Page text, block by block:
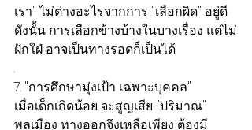
เรา" ไม่ต่างอะไรจากการ "เลือกผิด" อยู่ดี
ดังนั้น การเลือกข้างบ้างในบางเรื่อง แต่ไม่
ฝักใฝ่ อาจเป็นทางรอดก็เป็นได้
.
7. "การศึกษามุ่งเป้า เฉพาะบุคคล"
เมื่อเด็กเกิดน้อย จะสูญเสีย "ปริมาณ"
พลเมือง ทางออกจึงเหลือเพียง ต้องมี